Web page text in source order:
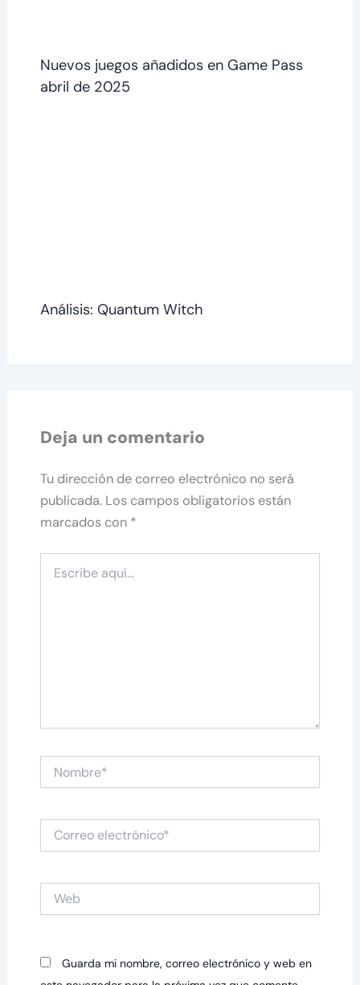
Nuevos juegos añadidos en Game Pass
abril de 2025
Análisis: Quantum Witch
Deja un comentario
Tu dirección de correo electrónico no será
publicada. Los campos obligatorios están
marcados con *
aquí...
Correo
electrónico*
Guarda mi nombre, correo electrónico y web en